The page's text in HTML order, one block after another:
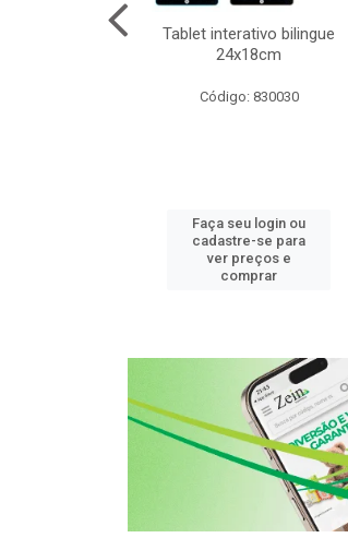
Tablet interativo bilingue
24x18cm
Código: 830030
Faça seu login ou
cadastre-se para
ver preços e
comprar